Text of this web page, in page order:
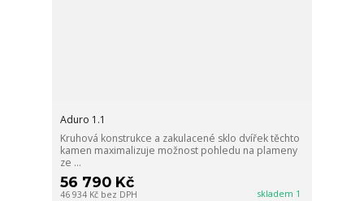
Aduro 1.1
Kruhová konstrukce a zakulacené sklo dvířek těchto
kamen maximalizuje možnost pohledu na plameny
ze ...
56 790 Kč
46 934 Kč bez DPH skladem 1